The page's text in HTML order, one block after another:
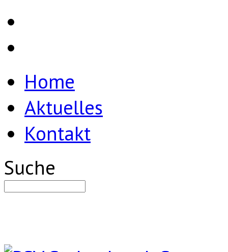
Home
Aktuelles
Kontakt
Suche